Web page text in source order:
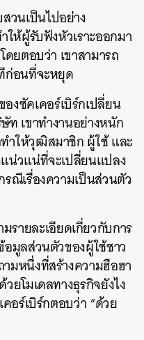
วนเป็นไปอย่าง
ให้ผู้รับฟังหัวเราะออกมา
ยตอบว่า เขาสามารถ
ก่อนที่จะหยุด
งซัคเคอร์เบิร์กเปลี่ยน
ท เขาทำงานอย่างหนัก
ำให้วุฒิสมาชิก ผู้ใช้ และ
น่วแน่ที่จะเปลี่ยนแปลง
ณีเรื่องความเป็นส่วนตัว
ายละเอียดเกี่ยวกับการ
มูลส่วนตัวของผู้ใช้ชาว
มหนึ่งที่สร้างความฮือฮา
โมเดลทางธุรกิจยังไง
อร์เบิร์กตอบว่า “ด้วย